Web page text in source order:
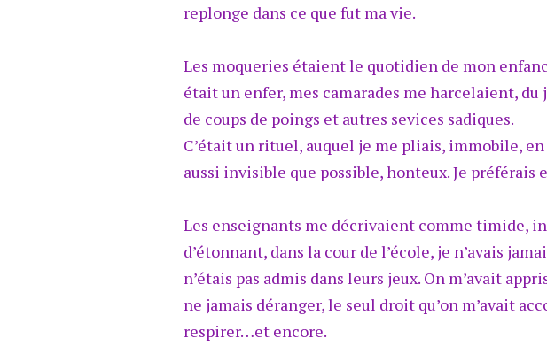
replonge dans ce que fut ma vie.
Les moqueries étaient le quotidien de mon
était un enfer, mes camarades me harcelaient, du
de coups de poings et autres sevices sadiques.
C’était un rituel, auquel je me pliais, immobile,
aussi invisible que possible, honteux. Je
Les enseignants me décrivaient comme timide,
d’étonnant, dans la cour de l’école, je n’avais
n’étais pas admis dans leurs jeux. On m’avait
ne jamais déranger, le seul droit qu’on m’avait
respirer…et encore.